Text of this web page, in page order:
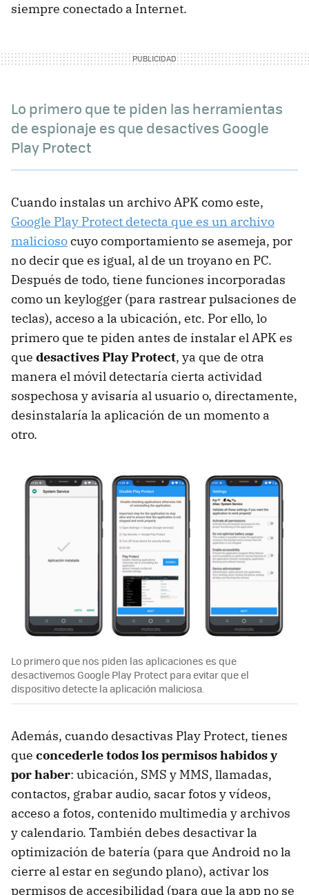
siempre conectado a Internet.
Lo primero que te piden las herramientas
de espionaje es que desactives Google
Play Protect
Cuando instalas un archivo APK como este,
Google Play Protect detecta que es un archivo
maliciosocuyo comportamiento se asemeja, por
no decir que es igual, al de un troyano en PC.
Después de todo, tiene funciones incorporadas
como un keylogger (para rastrear pulsaciones de
teclas), acceso a la ubicación, etc. Por ello, lo
primero que te piden antes de instalar el APK es
que desactives Play Protect, ya que de otra
manera el móvil detectaría cierta actividad
sospechosa y avisaría al usuario o, directamente,
desinstalaría la aplicación de un momento a
otro.
Lo primero que nos piden las aplicaciones es que
desactivemos Google Play Protect para evitar que el
dispositivo detecte la aplicación maliciosa.
Además, cuando desactivas Play Protect, tienes
que concederle todos los permisos habidos y
por haber: ubicación, SMS y MMS, llamadas,
contactos, grabar audio, sacar fotos y vídeos,
acceso a fotos, contenido multimedia y archivos
y calendario. También debes desactivar la
optimización de batería (para que Android no la
cierre al estar en segundo plano), activar los
permisos de accesibilidad (para que la app no se